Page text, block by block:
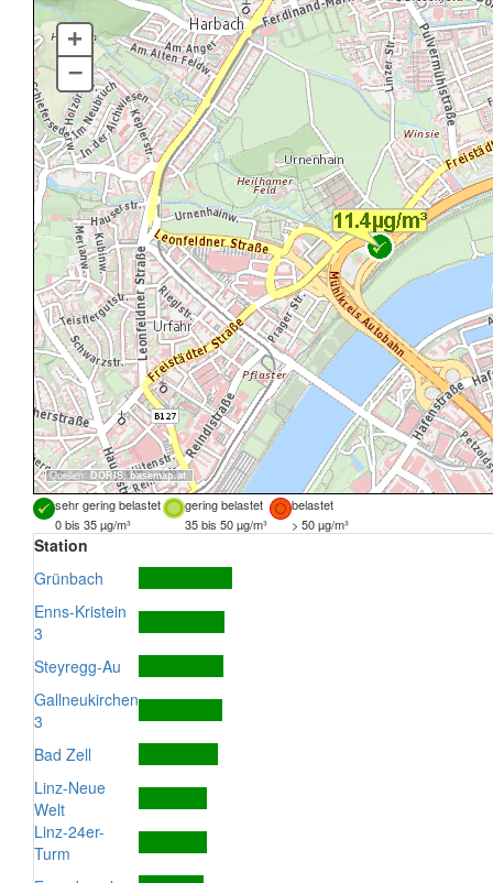
Quellen: DORIS,basemap.at
+
–
sehr gering belastet gering belastet
belastet
0 bis 35 µg/m³
35 bis 50 µg/m³ > 50 µg/m³
Station
Grünbach
Enns-Kristein
3
Steyregg-Au
Gallneukirchen
3
Bad Zell
Linz-Neue
Welt
Linz-24er-
Turm